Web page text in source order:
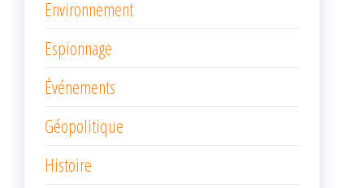
Environnement
Espionnage
Événements
Géopolitique
Histoire